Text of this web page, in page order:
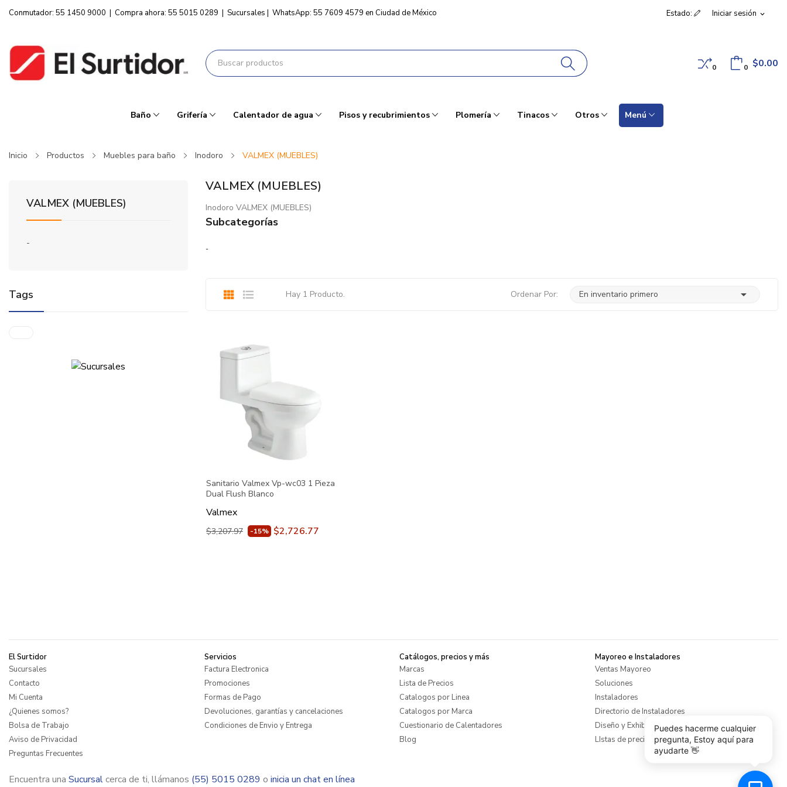
Iniciar sesión expand_more
Conmutador: 55 1450 9000 | Compra ahora: 55 5015 0289 | Sucursales | WhatsApp: 55 7609 4579 en Ciudad de México Estado:
0 $0.00
0
Baño Grifería Calentador de agua Pisos y recubrimientos Plomería Tinacos Otros Menú
Inicio Productos Muebles para baño Inodoro VALMEX (MUEBLES)
VALMEX (MUEBLES)
-
Tags
VALMEX (MUEBLES)
Inodoro VALMEX (MUEBLES)
Subcategorías
-
Hay 1 Producto. Ordenar Por: En inventario primero 
Sanitario Valmex Vp-wc03 1 Pieza
Dual Flush Blanco
Valmex
$3,207.97 -15% $2,726.77
El Surtidor
Sucursales
Contacto
Mi Cuenta
¿Quienes somos?
Bolsa de Trabajo
Aviso de Privacidad
Preguntas Frecuentes
Servicios
Factura Electronica
Promociones
Formas de Pago
Devoluciones, garantías y cancelaciones
Condiciones de Envio y Entrega
Catálogos, precios y más
Marcas
Lista de Precios
Catalogos por Linea
Catalogos por Marca
Cuestionario de Calentadores
Blog
Mayoreo e Instaladores
Ventas Mayoreo
Soluciones
Instaladores
Directorio de Instaladores
Diseño y Exhibiciones
LIstas de precios mayoreo
Encuentra una Sucursalcerca de ti, llámanos (55) 5015 0289 o inicia un chat en línea
Puedes hacerme cualquier
pregunta, Estoy aquí para
ayudarte 👋